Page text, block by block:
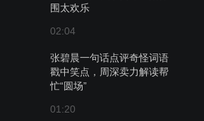
围太欢乐
02:04
张碧晨一句话点评奇怪词语
戳中笑点，周深卖力解读帮
忙“圆场”
01:20